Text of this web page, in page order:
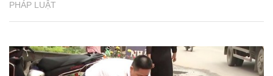
PHÁP LUẬT